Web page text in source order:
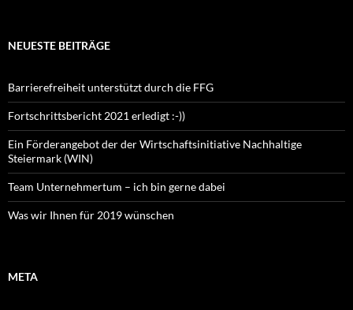
NEUESTE BEITRÄGE
Barrierefreiheit unterstützt durch die FFG
Fortschrittsbericht 2021 erledigt :-))
Ein Förderangebot der der Wirtschaftsinitiative Nachhaltige
Steiermark (WIN)
Team Unternehmertum – ich bin gerne dabei
Was wir Ihnen für 2019 wünschen
META